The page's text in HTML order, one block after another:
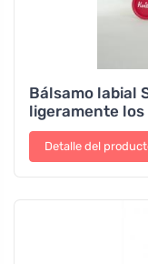
Bálsamo labial
ligeramente los
Detalle del